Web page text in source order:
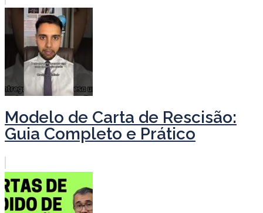
Modelo de Carta de Rescisão:
Guia Completo e Prático